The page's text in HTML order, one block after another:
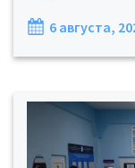
6 августа,